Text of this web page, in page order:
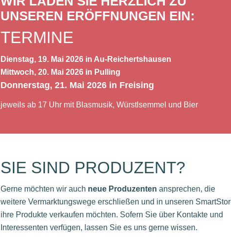
UNSEREN ERÖFFNUNGEN EIN:
TERMINE
Dienstag, 19. Mai 2026 in Au-Reichertshausen
Mittwoch, 20. Mai 2026 in Pulling
Donnerstag, 21. Mai 2026 in Freising
jeweils ab 17 Uhr mit Blasmusik, Würstlsemmel und Bier
SIE SIND PRODUZENT?
Gerne möchten wir auch neue Produzenten ansprechen, die
weitere Vermarktungswege erschließen und in unseren
ihre Produkte verkaufen möchten. Sofern Sie über Kontakte und
Interessenten verfügen, lassen Sie es uns gerne wissen.